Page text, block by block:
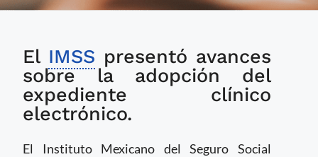
de 53 millones de
expedientes clínicos
electrónicos
El IMSS presentó avances
sobre la adopción del
expediente clínico
electrónico.
El Instituto Mexicano del Seguro Social